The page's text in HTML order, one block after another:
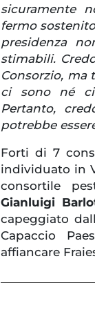
sicuramente
fermo
presidenza
stimabili.
Consorzio, ma
ci sono né ci
Pertanto,
potrebbe
Forti di 7
individuato in
consortile
Gianluigi
capeggiato
Capaccio
affiancare